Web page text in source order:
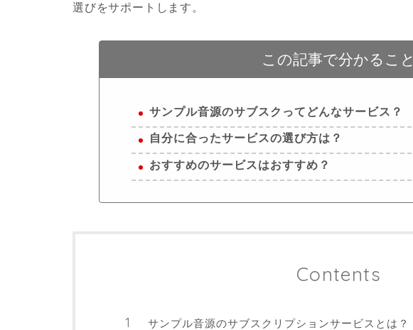
選びをサポートします。
この記事で分かること
サンプル音源のサブスクってどんなサービス？
自分に合ったサービスの選び方は？
おすすめのサービスはおすすめ？
Contents
サンプル音源のサブスクリプションサービスとは？